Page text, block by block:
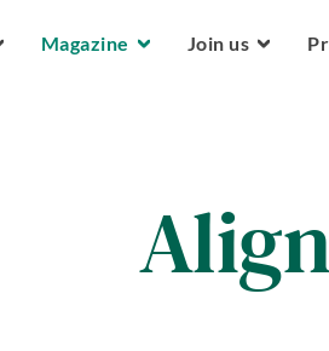
Magazine Join us